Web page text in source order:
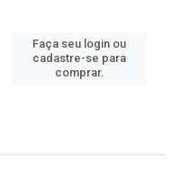
Faça seu login ou
cadastre-se para
comprar.